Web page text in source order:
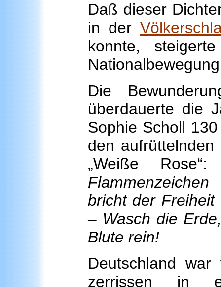
Daß dieser
in der
konnte,
Die
überdauerte die
Sophie Scholl
den
„Weiße
bricht der
– Wasch die
Blute rein!
Deutschland war
zerrissen in